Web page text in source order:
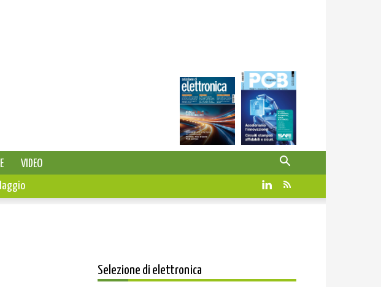
VIDEO
Selezione di elettronica